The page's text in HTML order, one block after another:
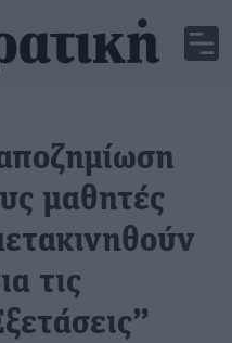
μαθητές
τις